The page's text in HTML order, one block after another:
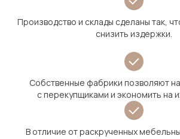
Производство и склады сделаны так,
снизить издержки.
Собственные фабрики позволяют
с перекупщиками и экономить на
В отличие от раскрученных